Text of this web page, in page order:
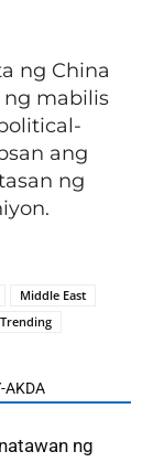
ng China
ng mabilis
ang
ng
Middle East
Trending
AKDA
ng